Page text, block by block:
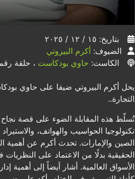
بتاريخ: ١٥ / ١٢ / ٢٠٢٥
الضيوف: أكرم البيروتي
الكاست: حاوي بودكاست ، حلقة رقم
يحل أكرم البيروتي ضيفا على حاوي
التجارة..
تُسلّط هذه المقابلة الضوء على قصة
تكنولوجيا الحواسيب والهواتف،
الصين والإمارات. تحدث أكرم عن أهمية
الحقيقية بدلًا من الاعتماد على
الأسواق العالمية. أشار أيضاً إلى أهمية